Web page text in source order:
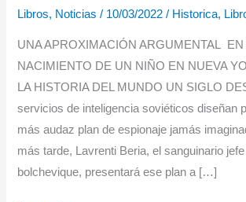
Libros, Noticias / 10/03/2022/ Historica,
UNA APROXIMACIÓN ARGUMENTAL EN
NACIMIENTO DE UN NIÑO EN NUEVA
LA HISTORIA DEL MUNDO UN SIGLO
servicios de inteligencia soviéticos diseñan
más audaz plan de espionaje jamás
más tarde, Lavrenti Beria, el sanguinario
bolchevique, presentará ese plan a […]